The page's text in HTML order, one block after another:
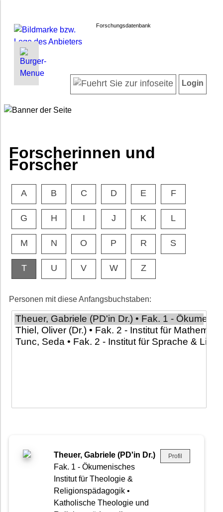
Forschungsdatenbank
INFORMATIONEN | SUCHEN
Forscherinnen und Forscher
Barrierefreiheit
LOGIN
Login
Forscherinnen und
Forscher
A B C D E F
G H I J K L
M N O P R S
T U V W Z
Personen mit diese Anfangsbuchstaben:
Theuer, Gabriele (PD'in Dr.)
Fak. 1 - Ökumenisches
Institut für Theologie &
Religionspädagogik •
Katholische Theologie und
Profil